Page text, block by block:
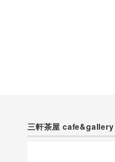
三軒茶屋